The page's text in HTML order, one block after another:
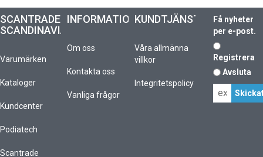
SCANTRADE
SCANDINAVIA
Varumärken
Kataloger
Kundcenter
Podiatech
Scantrade
INFORMATION
Om oss
Kontakta oss
Vanliga frågor
KUNDTJÄNST
Våra allmänna
villkor
Integritetspolicy
Få nyheter
per e-post.
Registrera
Avsluta